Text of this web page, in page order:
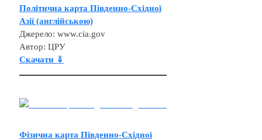
Політична карта Південно-Східної
Азії (англійською)
Джерело: www.cia.gov
Автор: ЦРУ
Скачати ⇓
Фізична карта Південно-Східної